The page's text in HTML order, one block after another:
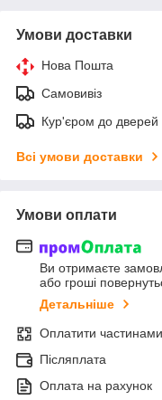
Умови доставки
Нова Пошта
Самовивіз
Кур'єром до дверей
Всі умови доставки
Умови оплати
Ви отримаєте
або гроші
Детальніше
Оплатити частинами
Післяплата
Оплата на рахунок